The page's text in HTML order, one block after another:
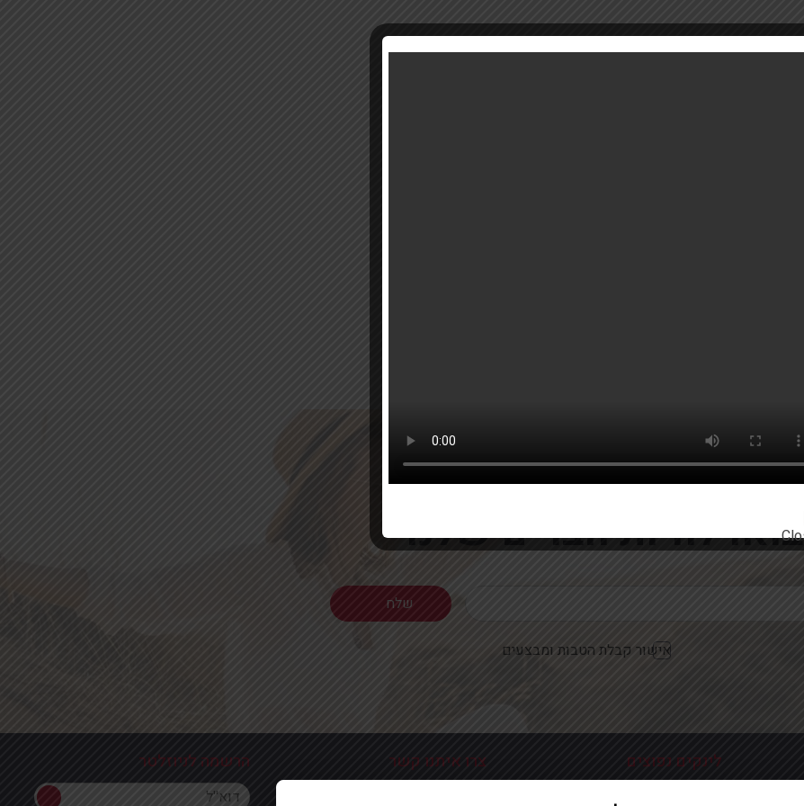
רוצים להתעדכן ראשונים על מבצעים והטבות?
בואו להיות חברים שלנו
אישור קבלת הטבות ומבצעים
לינקים נפוצים צרו איתנו קשר הרשמה לניוזלטר
הרשמה לניוזלטר